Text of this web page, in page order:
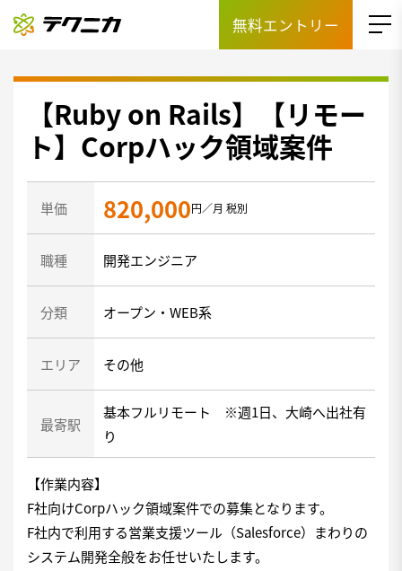
無料エントリー
【Ruby on Rails】【リモー
ト】Corpハック領域案件
単価 820,000円／月 税別
職種 開発エンジニア
分類 オープン・WEB系
エリア その他
最寄駅
基本フルリモート ※週1日、大崎へ出社有
り
【作業内容】
F社向けCorpハック領域案件での募集となります。
F社内で利用する営業支援ツール（Salesforce）まわりの
システム開発全般をお任せいたします。